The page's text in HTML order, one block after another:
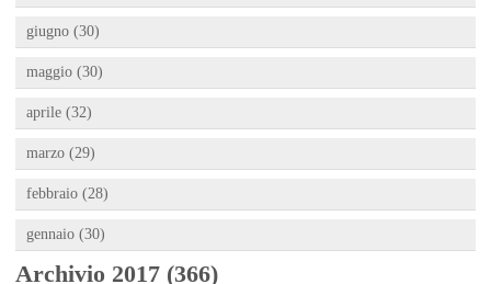
giugno (30)
maggio (30)
aprile (32)
marzo (29)
febbraio (28)
gennaio (30)
Archivio 2017 (366)